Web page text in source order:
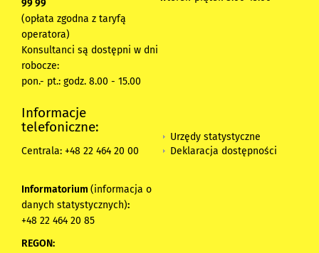
99 99
(opłata zgodna z taryfą
operatora)
Konsultanci są dostępni w dni
robocze:
pon.- pt.: godz. 8.00 - 15.00
Informacje
telefoniczne:
Centrala: +48 22 464 20 00
Informatorium (informacja o
danych statystycznych):
+48 22 464 20 85
REGON:
Urzędy statystyczne
Deklaracja dostępności